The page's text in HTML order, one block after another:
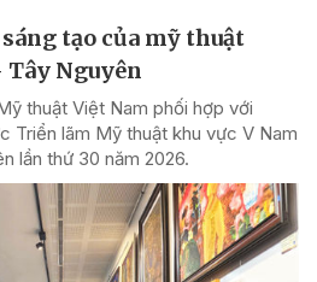
tạo của mỹ thuật
Nguyên
thuật Việt Nam phối hợp với
Triển lãm Mỹ thuật khu vực V Nam
lần thứ 30 năm 2026.